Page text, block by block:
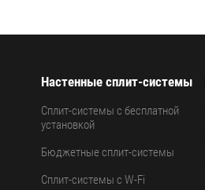
Настенные сплит-системы
Сплит-системы с бесплатной
установкой
Бюджетные сплит-системы
Сплит-системы с W-Fi